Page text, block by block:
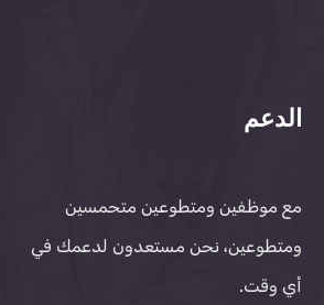
الدعم
مع موظفين ومتطوعين متحمسين
ومتطوعين، نحن مستعدون لدعمك في
أي وقت.